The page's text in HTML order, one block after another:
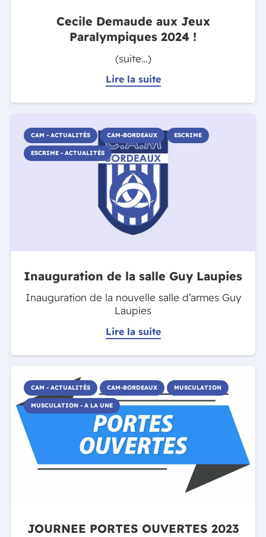
Cecile Demaude aux Jeux
Paralympiques 2024 !
(suite…)
Lire la suite
CAM - ACTUALITÉS CAM-BORDEAUX ESCRIME
ESCRIME - ACTUALITÉS
Inauguration de la salle Guy Laupies
Inauguration de la nouvelle salle d’armes Guy
Laupies
Lire la suite
CAM - ACTUALITÉS CAM-BORDEAUX MUSCULATION
MUSCULATION - A LA UNE
JOURNEE PORTES OUVERTES 2023